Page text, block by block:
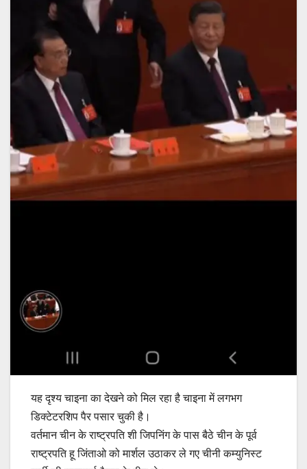
यह दृश्य चाइना का देखने को मिल रहा है चाइना में लगभग
डिक्टेटरशिप पैर पसार चुकी है।
वर्तमान चीन के राष्ट्रपति शी जिपनिंग के पास बैठे चीन के पूर्व
राष्ट्रपति हू जिंताओ को मार्शल उठाकर ले गए चीनी कम्युनिस्ट